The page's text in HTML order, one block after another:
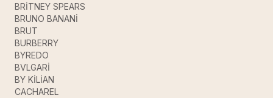
BRİTNEY SPEARS
BRUNO BANANİ
BRUT
BURBERRY
BYREDO
BVLGARİ
BY KİLİAN
CACHAREL